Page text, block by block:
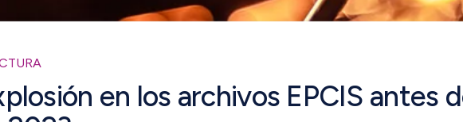
en los archivos EPCIS antes